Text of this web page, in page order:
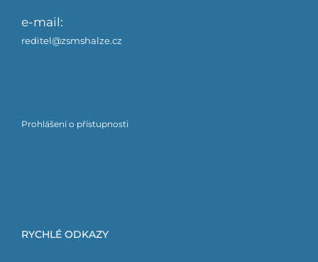
e-mail:
reditel@zsmshalze.cz
Prohlášení o přístupnosti
RYCHLÉ ODKAZY